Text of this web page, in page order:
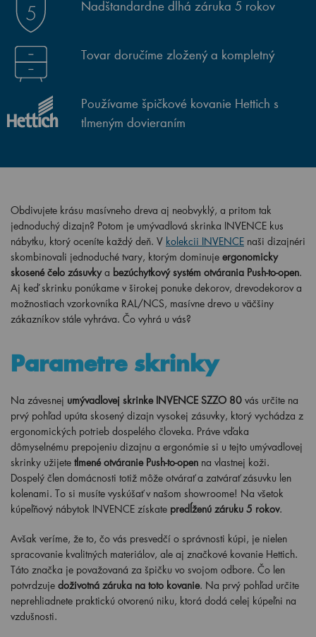
Nadštandardne dlhá záruka 5 rokov
Tovar doručíme zložený a kompletný
Používame špičkové kovanie Hettich s
tlmeným dovieraním
Obdivujete krásu masívneho dreva aj neobvyklý, a pritom tak
jednoduchý dizajn? Potom je umývadlová skrinka INVENCE kus
nábytku, ktorý oceníte každý deň. V kolekcii INVENCE naši dizajnéri
skombinovali jednoduché tvary, ktorým dominuje ergonomicky
skosené čelo zásuvky a bezúchytkový systém otvárania Push-to-open.
Aj keď skrinku ponúkame v širokej ponuke dekorov, drevodekorov a
možnostiach vzorkovníka RAL/NCS, masívne drevo u väčšiny
zákazníkov stále vyhráva. Čo vyhrá u vás?
Parametre skrinky
Na závesnej umývadlovej skrinke INVENCE SZZO 80 vás určite na
prvý pohľad upúta skosený dizajn vysokej zásuvky, ktorý vychádza z
ergonomických potrieb dospelého človeka. Práve vďaka
dômyselnému prepojeniu dizajnu a ergonómie si u tejto umývadlovej
skrinky užijete tlmené otváranie Push-to-open na vlastnej koži.
Dospelý člen domácnosti totiž môže otvárať a zatvárať zásuvku len
kolenami. To si musíte vyskúšať v našom showroome! Na všetok
kúpeľňový nábytok INVENCE získate predĺženú záruku 5 rokov.
Avšak veríme, že to, čo vás presvedčí o správnosti kúpi, je nielen
spracovanie kvalitných materiálov, ale aj značkové kovanie Hettich.
Táto značka je považovaná za špičku vo svojom odbore. Čo len
potvrdzuje doživotná záruka na toto kovanie. Na prvý pohľad určite
neprehliadnete praktickú otvorenú niku, ktorá dodá celej kúpeľni na
vzdušnosti.